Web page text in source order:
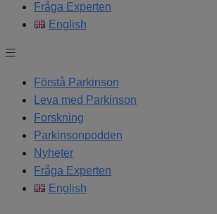
Fråga Experten
English
Förstå Parkinson
Leva med Parkinson
Forskning
Parkinsonpodden
Nyheter
Fråga Experten
English